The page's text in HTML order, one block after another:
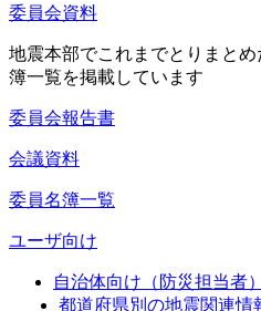
委員会資料
地震本部でこれまでとりまと
簿一覧を掲載しています
委員会報告書
会議資料
委員名簿一覧
ユーザ向け
自治体向け（防災担当者）
都道府県別の地震関連情